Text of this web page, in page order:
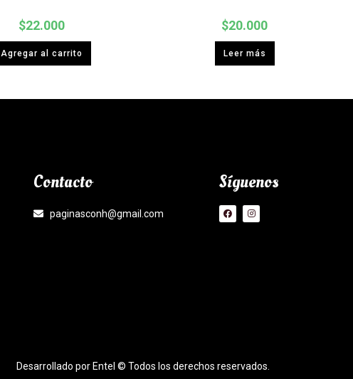
$22.000
Agregar al carrito
$20.000
Leer más
Contacto
paginasconh@gmail.com
Síguenos
Desarrollado por Entel © Todos los derechos reservados.